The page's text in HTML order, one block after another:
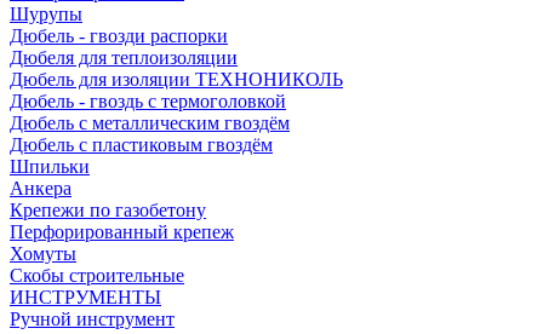
Шурупы
Дюбель - гвозди распорки
Дюбеля для теплоизоляции
Дюбель для изоляции ТЕХНОНИКОЛЬ
Дюбель - гвоздь с термоголовкой
Дюбель с металлическим гвоздём
Дюбель с пластиковым гвоздём
Шпильки
Анкера
Крепежи по газобетону
Перфорированный крепеж
Хомуты
Скобы строительные
ИНСТРУМЕНТЫ
Ручной инструмент